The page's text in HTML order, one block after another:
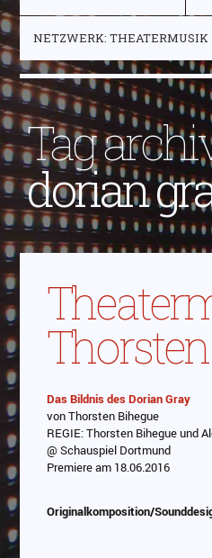
NETZWERK: THEATERMUSIK
Tag
dorian
Das Video wird von
Das Bildnis des Dorian Gray
von Thorsten Bihegue
REGIE: Thorsten Bihegue und
@ Schauspiel Dortmund
Premiere am 18.06.2016
Originalkomposition/